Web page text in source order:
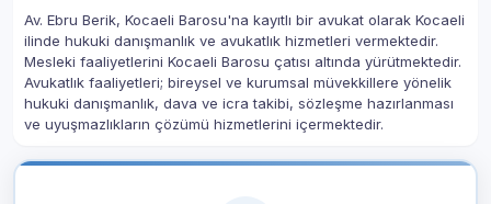
Av. Ebru Berik, Kocaeli Barosu'na kayıtlı bir avukat olarak Kocaeli
ilinde hukuki danışmanlık ve avukatlık hizmetleri vermektedir.
Mesleki faaliyetlerini Kocaeli Barosu çatısı altında yürütmektedir.
Avukatlık faaliyetleri; bireysel ve kurumsal müvekkillere yönelik
hukuki danışmanlık, dava ve icra takibi, sözleşme hazırlanması
ve uyuşmazlıkların çözümü hizmetlerini içermektedir.